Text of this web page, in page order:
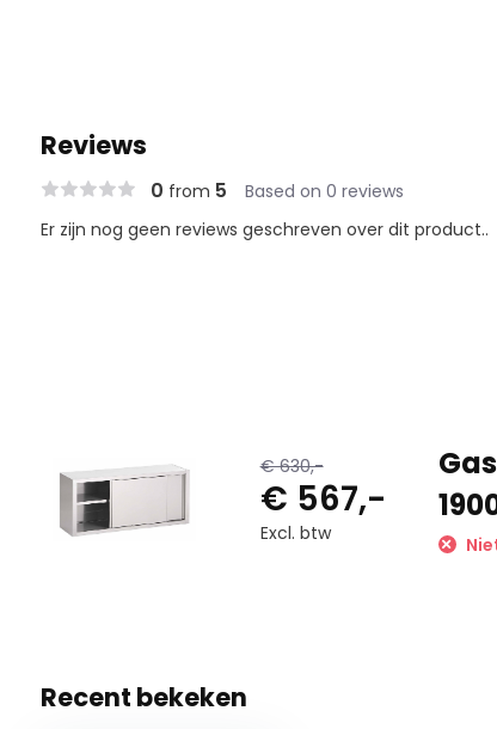
Reviews
0 from 5 Based on 0 reviews
Er zijn nog geen reviews geschreven over dit product..
€ 630,-
€ 567,-
Excl. btw
Recent bekeken